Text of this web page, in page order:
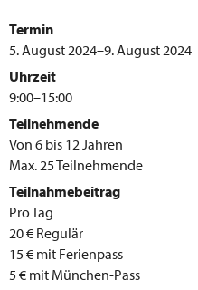
Termin
5. August 2024–9. August 2024
Uhrzeit
9:00–15:00
Teilnehmende
Von 6 bis 12 Jahren
Max. 25 Teilnehmende
Teilnahmebeitrag
Pro Tag
20 € Regulär
15 € mit Ferienpass
5 € mit München-Pass